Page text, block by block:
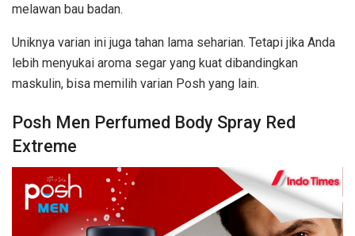
melawan bau badan.
Uniknya varian ini juga tahan lama seharian. Tetapi jika Anda
lebih menyukai aroma segar yang kuat dibandingkan
maskulin, bisa memilih varian Posh yang lain.
Posh Men Perfumed Body Spray Red
Extreme